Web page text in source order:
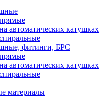
автоматических катушках
фитинги, БРС
автоматических катушках
материалы